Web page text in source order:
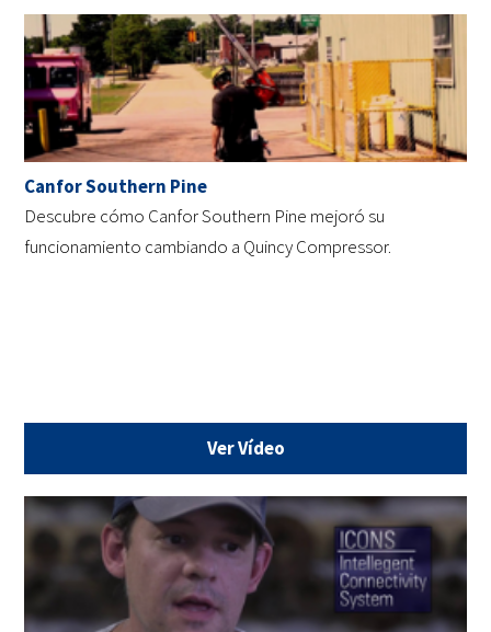
Canfor Southern Pine
Descubre cómo Canfor Southern Pine mejoró su
funcionamiento cambiando a Quincy Compressor.
Ver Vídeo